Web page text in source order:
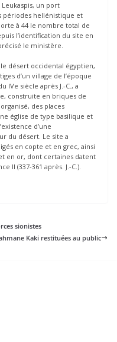
un port
périodes hellénistique et
à 44 le nombre total de
l’identification du site en
le ministère.
le désert occidental égyptien,
d’un village de l’époque
IVe siècle après J.-C., a
construite en briques de
des places
église de type basilique et
d’une
du désert. Le site a
en copte et en grec, ainsi
en or, dont certaines datent
II (337-361 après. J.-C.).
sionistes
Kaki restituées au public